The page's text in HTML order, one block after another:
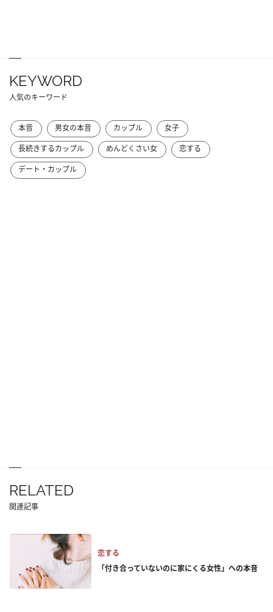
KEYWORD
人気のキーワード
本音 男女の本音 カップル
女子
長続きするカップル
めんどくさい女
恋する
デート・カップル
RELATED
関連記事
恋する
「付き合っていないのに家にくる女性」への本音